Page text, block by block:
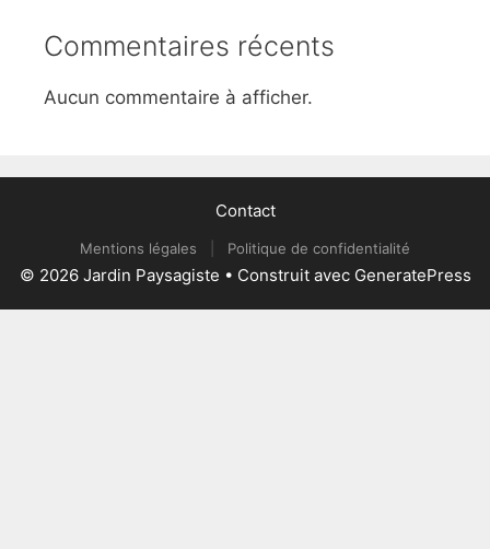
Commentaires récents
Aucun commentaire à afficher.
Contact
Mentions légales Politique de confidentialité
© 2026 Jardin Paysagiste • Construit avec GeneratePress